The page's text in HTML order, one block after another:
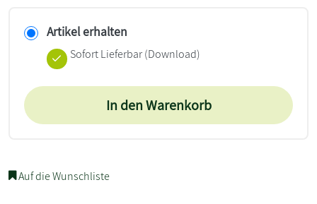
Artikel erhalten
Sofort Lieferbar (Download)
In den Warenkorb
Auf die Wunschliste